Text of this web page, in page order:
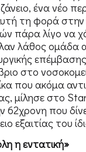
ένα νέο
τη φορά
πάρα λίγο να
λάθος ομάδα
στο
που ακόμα
μίλησε στο
62χρονη που
εξαιτίας του
η εντατική»